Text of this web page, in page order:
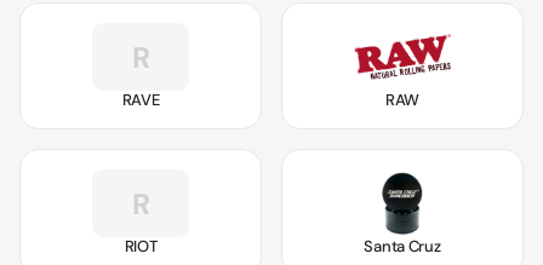
R
RAVE RAW
R
RIOT Santa Cruz